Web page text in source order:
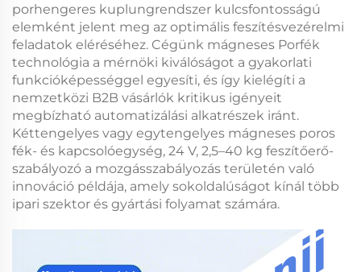
porhengeres kuplungrendszer kulcsfontosságú
elemként jelent meg az optimális feszítésvezérelmi
feladatok eléréséhez. Cégünk mágneses Porfék
technológia a mérnöki kiválóságot a gyakorlati
funkcióképességgel egyesíti, és így kielégíti a
nemzetközi B2B vásárlók kritikus igényeit
megbízható automatizálási alkatrészek iránt.
Kéttengelyes vagy egytengelyes mágneses poros
fék- és kapcsolóegység, 24 V, 2,5–40 kg feszítőerő-
szabályozó a mozgásszabályozás területén való
innováció példája, amely sokoldalúságot kínál több
ipari szektor és gyártási folyamat számára.